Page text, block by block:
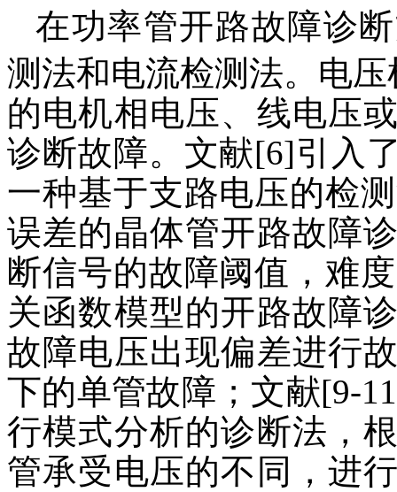
在功率管开路故障诊
测法和电流检测法。电压
的电机相电压、线电压
诊断故障。文献[6]引入
一种基于支路电压的检
误差的晶体管开路故障
断信号的故障阈值，难
关函数模型的开路故障
故障电压出现偏差进行
下的单管故障；文献[9-
行模式分析的诊断法，
管承受电压的不同，进